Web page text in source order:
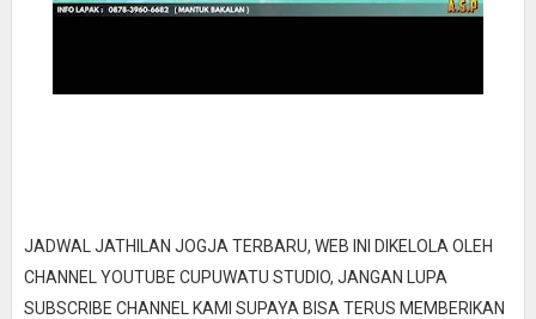
JADWAL JATHILAN JOGJA TERBARU, WEB INI DIKELOLA OLEH
CHANNEL YOUTUBE CUPUWATU STUDIO, JANGAN LUPA
SUBSCRIBE CHANNEL KAMI SUPAYA BISA TERUS MEMBERIKAN